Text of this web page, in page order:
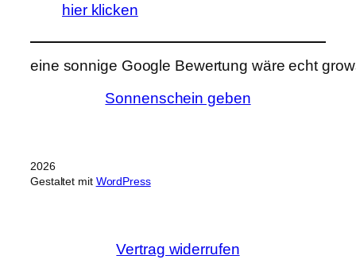
hier klicken
eine sonnige Google Bewertung wäre echt
Sonnenschein geben
2026
Gestaltet mit WordPress
Vertrag widerrufen